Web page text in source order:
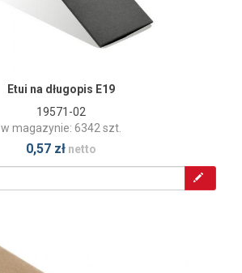
Etui na długopis E19
19571-02
w magazynie: 6342 szt.
0,57 złnetto